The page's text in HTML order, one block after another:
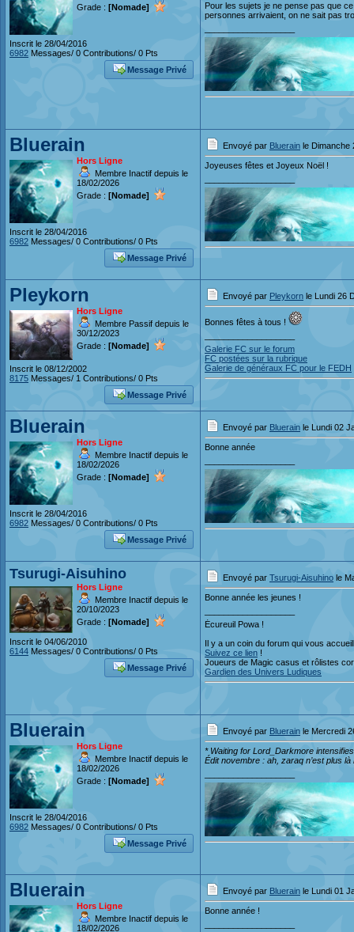
Grade : [Nomade]
Inscrit le 28/04/2016
6982 Messages/ 0 Contributions/ 0 Pts
Message Privé
Pour les sujets je ne pense pas que
personnes arrivaient, on ne sait pas
Bluerain
Hors Ligne
Membre Inactif depuis le
18/02/2026
Grade : [Nomade]
Inscrit le 28/04/2016
6982 Messages/ 0 Contributions/ 0 Pts
Message Privé
Envoyé par Bluerain le Dimanche
Joyeuses fêtes et Joyeux Noël !
Pleykorn
Hors Ligne
Membre Passif depuis le
30/12/2023
Grade : [Nomade]
Inscrit le 08/12/2002
8175 Messages/ 1 Contributions/ 0 Pts
Message Privé
Envoyé par Pleykorn le Lundi 26
Bonnes fêtes à tous !
Galerie FC sur le forum
FC postées sur la rubrique
Galerie de généraux FC pour le FEDH
Bluerain
Hors Ligne
Membre Inactif depuis le
18/02/2026
Grade : [Nomade]
Inscrit le 28/04/2016
6982 Messages/ 0 Contributions/ 0 Pts
Message Privé
Envoyé par Bluerain le Lundi 02
Bonne année
Tsurugi-Aisuhino
Hors Ligne
Membre Inactif depuis le
20/10/2023
Grade : [Nomade]
Inscrit le 04/06/2010
6144 Messages/ 0 Contributions/ 0 Pts
Message Privé
Envoyé par Tsurugi-Aisuhino le
Bonne année les jeunes !
Écureuil Powa !
Il y a un coin du forum qui vous
Suivez ce lien !
Joueurs de Magic casus et rôlistes
Gardien des Univers Ludiques
Bluerain
Hors Ligne
Membre Inactif depuis le
18/02/2026
Grade : [Nomade]
Inscrit le 28/04/2016
6982 Messages/ 0 Contributions/ 0 Pts
Message Privé
Envoyé par Bluerain le Mercredi
* Waiting for Lord_Darkmore
Édit novembre : ah, zaraq n’est plus
Bluerain
Hors Ligne
Membre Inactif depuis le
18/02/2026
Envoyé par Bluerain le Lundi 01
Bonne année !